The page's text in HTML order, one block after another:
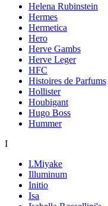
Helena Rubinstein
Hermes
Hermetica
Hero
Herve Gambs
Herve Leger
HFC
Histoires de Parfums
Hollister
Houbigant
Hugo Boss
Hummer
I
I.Miyake
Illuminum
Initio
Isa